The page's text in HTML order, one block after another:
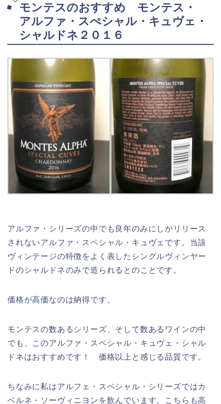
モンテスのおすすめ モンテス・
アルファ・スぺシャル・キュヴェ・
シャルドネ２０１６
アルファ・シリーズの中でも良年のみにしかリリース
されないアルファ・スペシャル・キュヴェです。当該
ヴィンテージの特徴をよく表したシングルヴィンヤー
ドのシャルドネのみで造られるとのことです。
価格が高価なのは納得です。
モンテスの数あるシリーズ、そして数あるワインの中
でも、このアルファ・スペシャル・キュヴェ・シャル
ドネはおすすめです！ 価格以上と感じる品質です。
ちなみに私はアルフェ・スペシャル・シリーズではカ
ベルネ・ソーヴィニヨンを飲んでいます。こちらも高